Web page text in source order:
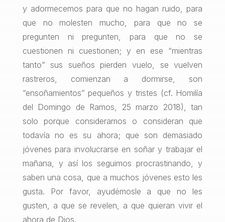
y adormecemos para que no hagan ruido, para
que no molesten mucho, para que no se
pregunten ni pregunten, para que no se
cuestionen ni cuestionen; y en ese “mientras
tanto” sus sueños pierden vuelo, se vuelven
rastreros, comienzan a dormirse, son
“ensoñamientos” pequeños y tristes (cf. Homilía
del Domingo de Ramos, 25 marzo 2018), tan
solo porque consideramos o consideran que
todavía no es su ahora; que son demasiado
jóvenes para involucrarse en soñar y trabajar el
mañana, y así los seguimos procrastinando, y
saben una cosa, que a muchos jóvenes esto les
gusta. Por favor, ayudémosle a que no les
gusten, a que se revelen, a que quieran vivir el
ahora de Dios.